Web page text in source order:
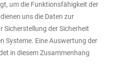
um die Funktionsfähigkeit der
uns die Daten zur
Sicherstellung der Sicherheit
Systeme. Eine Auswertung der
in diesem Zusammenhang